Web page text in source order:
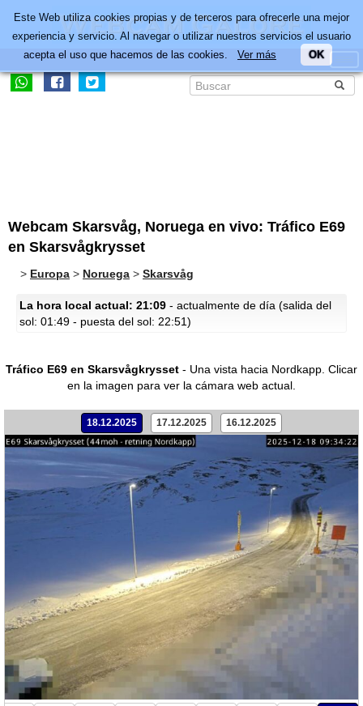
Webcam Skarsvåg, Noruega en vivo: Tráfico E69
en Skarsvågkrysset
> Europa > Noruega > Skarsvåg
La hora local actual: 21:09 - actualmente de día (salida del
sol: 01:49 - puesta del sol: 22:51)
Tráfico E69 en Skarsvågkrysset - Una vista hacia Nordkapp. Clicar
en la imagen para ver la cámara web actual.
18.12.2025 17.12.2025 16.12.2025
Este Web utiliza cookies propias y de terceros para ofrecerle una mejor
experiencia y servicio. Al navegar o utilizar nuestros servicios el usuario
acepta el uso que hacemos de las cookies. Ver más OK